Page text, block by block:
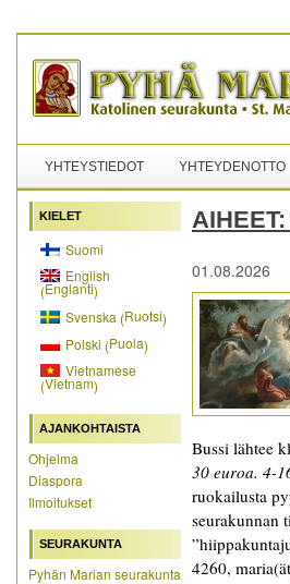
YHTEYSTIEDOT YHTEYDENOTTO
KIELET
Suomi
English
(Englanti)
Svenska(Ruotsi)
Polski (Puola)
Vietnamese
(Vietnam)
AJANKOHTAISTA
Ohjelma
Diaspora
Ilmoitukset
SEURAKUNTA
Pyhän Marian seurakunta
AIHEET:
01.08.2026
Bussi lähtee
30 euroa. 4-
ruokailusta
seurakunnan
4260,